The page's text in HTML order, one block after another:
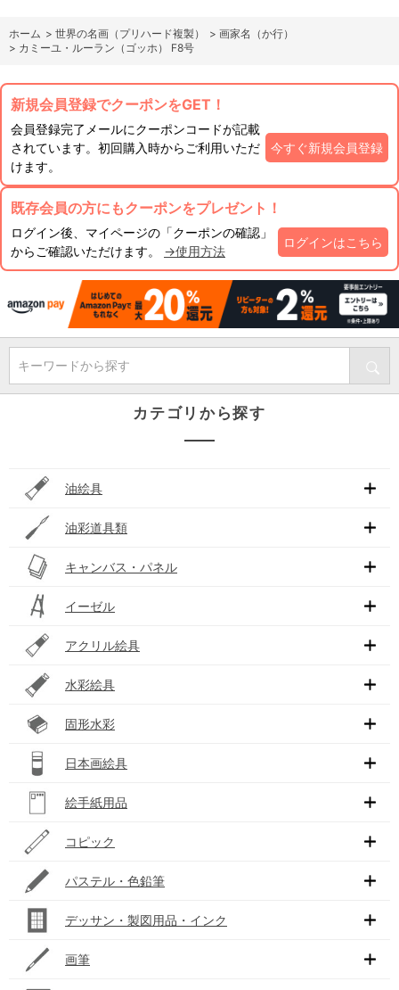
ホーム > 世界の名画（プリハード複製） > 画家名（か行）
> カミーユ・ルーラン（ゴッホ） F8号
新規会員登録でクーポンをGET！
会員登録完了メールにクーポンコードが記載
されています。初回購入時からご利用いただ
けます。
今すぐ新規会員登録
既存会員の方にもクーポンをプレゼント！
ログイン後、マイページの「クーポンの確認」
からご確認いただけます。 →使用方法
ログインはこちら
キーワードから探す
カテゴリから探す
油絵具
油彩道具類
キャンバス・パネル
イーゼル
アクリル絵具
水彩絵具
固形水彩
日本画絵具
絵手紙用品
コピック
パステル・色鉛筆
デッサン・製図用品・インク
画筆